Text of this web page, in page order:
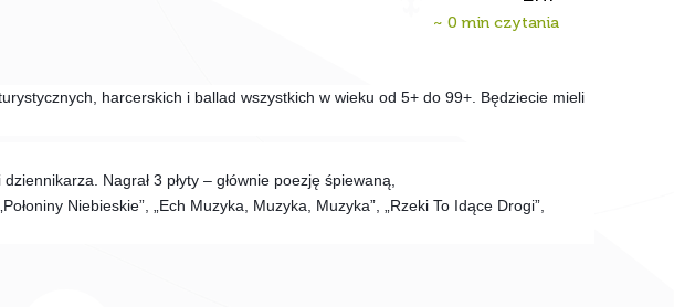
~ 0 min czytania
harcerskich i ballad wszystkich w wieku od 5+ do 99+. Będziecie mieli
Nagrał 3 płyty – głównie poezję śpiewaną,
Niebieskie”, „Ech Muzyka, Muzyka, Muzyka”, „Rzeki To Idące Drogi”,